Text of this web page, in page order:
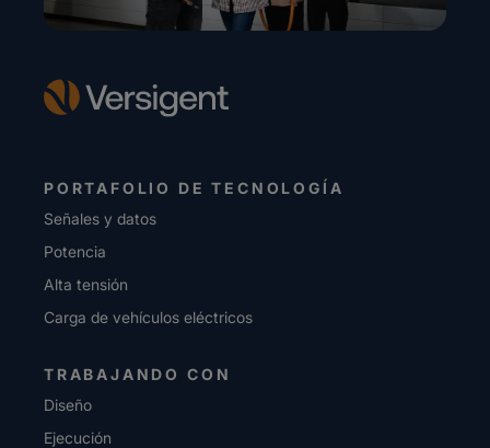
PORTAFOLIO DE TECNOLOGÍA
Señales y datos
Potencia
Alta tensión
Carga de vehículos eléctricos
TRABAJANDO CON
Diseño
Ejecución